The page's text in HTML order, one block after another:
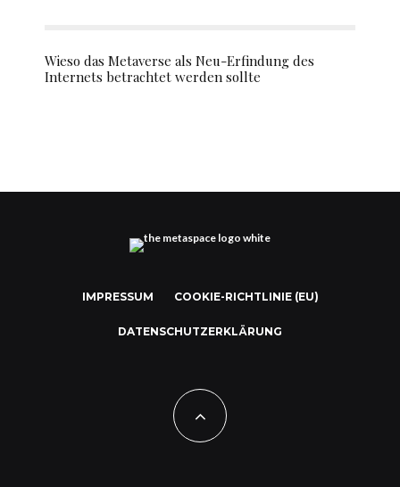
Wieso das Metaverse als Neu-Erfindung des
Internets betrachtet werden sollte
IMPRESSUM COOKIE-RICHTLINIE (EU)
DATENSCHUTZERKLÄRUNG